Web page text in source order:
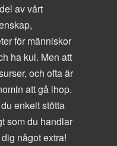
av vårt
för människor
ha kul. Men att
och ofta är
att gå ihop.
enkelt stötta
som du handlar
något extra!